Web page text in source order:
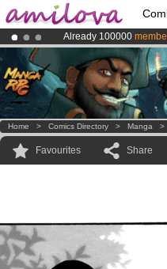
Already 100000
AmilovaKickstarter is
Premium membership
Home > Comics Directory > Manga >
Favourites Share